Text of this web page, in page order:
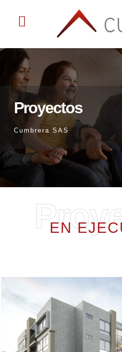
Proyectos
Cumbrera SAS
EN